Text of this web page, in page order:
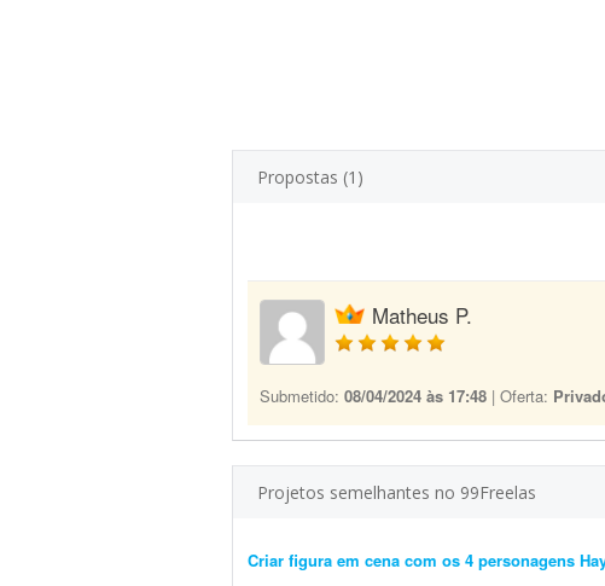
Propostas (1)
Matheus P.
Submetido: 08/04/2024 às 17:48 | Oferta:
Projetos semelhantes no 99Freelas
Criar figura em cena com os 4 personagens